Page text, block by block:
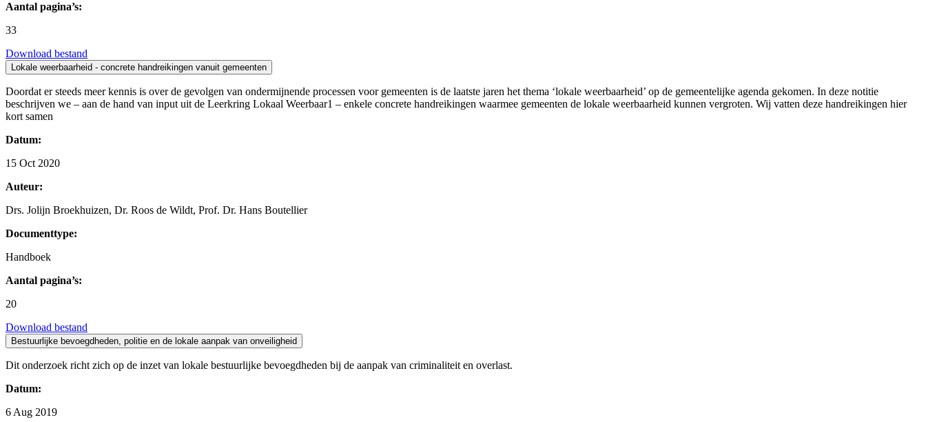
Aantal pagina’s:
33
Download bestand
Lokale weerbaarheid - concrete handreikingen vanuit gemeenten
Doordat er steeds meer kennis is over de gevolgen van ondermijnende processen voor gemeenten is de laatste jaren het thema ‘lokale weerbaarheid’ op de gemeentelijke agenda gekomen. In deze notitie
beschrijven we – aan de hand van input uit de Leerkring Lokaal Weerbaar1 – enkele concrete handreikingen waarmee gemeenten de lokale weerbaarheid kunnen vergroten. Wij vatten deze handreikingen hier
kort samen
Datum:
15 Oct 2020
Auteur:
Drs. Jolijn Broekhuizen, Dr. Roos de Wildt, Prof. Dr. Hans Boutellier
Documenttype:
Handboek
Aantal pagina’s:
20
Download bestand
Bestuurlijke bevoegdheden, politie en de lokale aanpak van onveiligheid
Dit onderzoek richt zich op de inzet van lokale bestuurlijke bevoegdheden bij de aanpak van criminaliteit en overlast.
Datum:
6 Aug 2019